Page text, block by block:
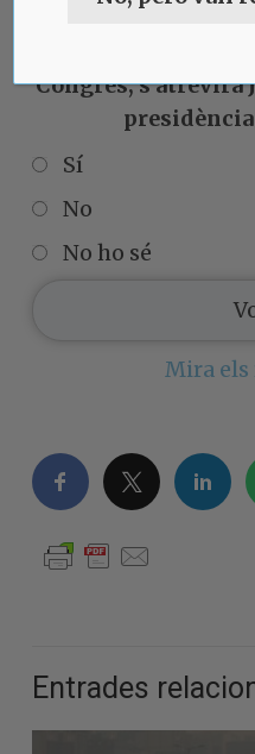
Congrés, s'atrevirà
presidència
Sí
No
No ho sé
Mira
Entrades